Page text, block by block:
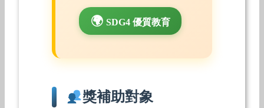
SDG4 優質教育
獎補助對象